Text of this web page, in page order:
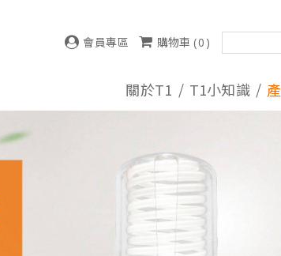
購物車 (0 )
會員專區
關於T1 T1小知識